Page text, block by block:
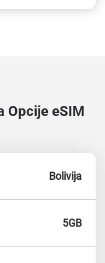
Opcije eSIM
Bolivija
5GB